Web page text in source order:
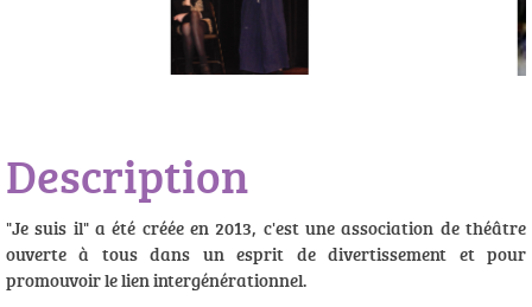
Description
"Je suis il" a été créée en 2013, c'est une association de théâtre
ouverte à tous dans un esprit de divertissement et pour
promouvoir le lien intergénérationnel.